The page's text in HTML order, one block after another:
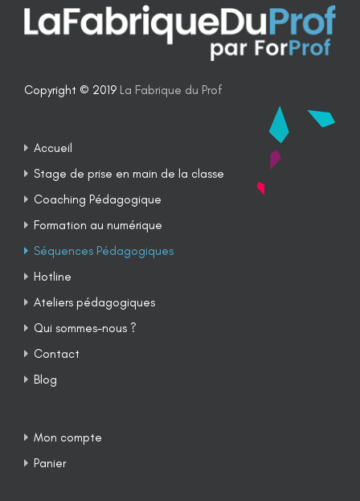
Copyright © 2019 La Fabrique du Prof
Accueil
Stage de prise en main de la classe
Coaching Pédagogique
Formation au numérique
Séquences Pédagogiques
Hotline
Ateliers pédagogiques
Qui sommes-nous ?
Contact
Blog
Mon compte
Panier